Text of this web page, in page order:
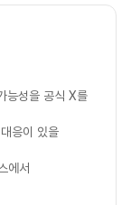
능성을 공식 X를
응이 있을
에서